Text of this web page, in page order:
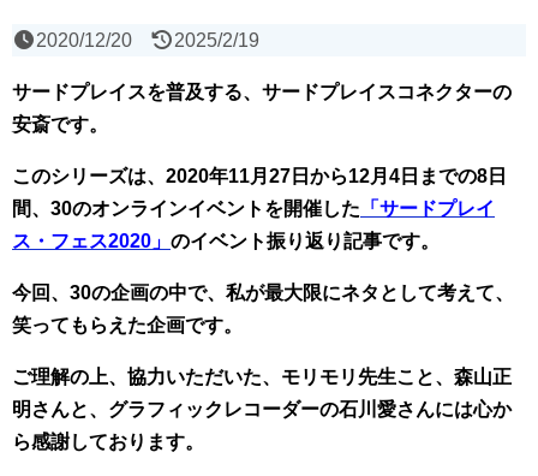
2020/12/20 2025/2/19
サードプレイスを普及する、サードプレイスコネクターの
安斎です。
このシリーズは、2020年11月27日から12月4日までの8日
間、30のオンラインイベントを開催した 「サードプレイ
ス・フェス2020」 のイベント振り返り記事です。
今回、30の企画の中で、私が最大限にネタとして考えて、
笑ってもらえた企画です。
ご理解の上、協力いただいた、モリモリ先生こと、森山正
明さんと、グラフィックレコーダーの石川愛さんには心か
ら感謝しております。